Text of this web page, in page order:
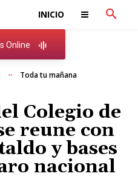
INICIO
Online
Toda tu mañana
Colegio de
reune con
y bases
nacional